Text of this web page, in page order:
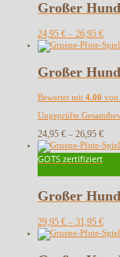
Großer
24,95 € – 26,95 €
Großer
Bewertet mit 4.00 von
Ungeprüfte
24,95 € – 26,95 €
GOTS zertifiziert
Großer
29,95 € – 31,95 €